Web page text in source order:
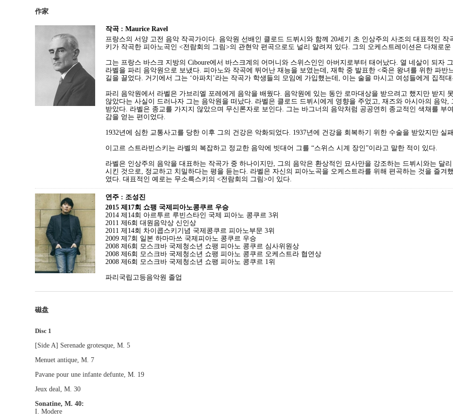
作家
작곡 : Maurice Ravel
프랑스의 서양 고전 음악 작곡가이다. 음악원 선배인 클로드 드뷔시와 함께 20세기 초 인상주의 사조의 대표적인
키가 작곡한 피아노곡인 <전람회의 그림>의 관현악 편곡으로도 널리 알려져 있다. 그의 오케스트레이션은 다채로
그는 프랑스 바스크 지방의 Ciboure에서 바스크계의 어머니와 스위스인인 아버지로부터 태어났다. 열 네살이 되자
라벨을 파리 음악원으로 보냈다. 피아노와 작곡에 뛰어난 재능을 보였는데, 재학 중 발표한 <죽은 왕녀를 위한 파반
길을 끌었다. 거기에서 그는 ‘아파치’라는 작곡가 학생들의 모임에 가입했는데, 이는 술을 마시고 여성들에게 집적
파리 음악원에서 라벨은 가브리엘 포레에게 음악을 배웠다. 음악원에 있는 동안 로마대상을 받으려고 했지만 받지
않았다는 사실이 드러나자 그는 음악원을 떠났다. 라벨은 클로드 드뷔시에게 영향을 주었고, 재즈와 아시아의 음악
받았다. 라벨은 종교를 가지지 않았으며 무신론자로 보인다. 그는 바그너의 음악처럼 공공연히 종교적인 색채를 부
감을 얻는 편이었다.
1932년에 심한 교통사고를 당한 이후 그의 건강은 악화되었다. 1937년에 건강을 회복하기 위한 수술을 받았지만 실
이고르 스트라빈스키는 라벨의 복잡하고 정교한 음악에 빗대어 그를 “스위스 시계 장인”이라고 말한 적이 있다.
라벨은 인상주의 음악을 대표하는 작곡가 중 하나이지만, 그의 음악은 환상적인 묘사만을 강조하는 드뷔시와는 달
시킨 것으로, 정교하고 치밀하다는 평을 듣는다. 라벨은 자신의 피아노곡을 오케스트라를 위해 편곡하는 것을 즐겨
였다. 대표적인 예로는 무소륵스키의 <전람회의 그림>이 있다.
연주 : 조성진
2015 제17회 쇼팽 국제피아노콩쿠르 우승
2014 제14회 아르투르 루빈스타인 국제 피아노 콩쿠르 3위
2011 제6회 대원음악상 신인상
2011 제14회 차이콥스키기념 국제콩쿠르 피아노부문 3위
2009 제7회 일본 하마마쓰 국제피아노 콩쿠르 우승
2008 제6회 모스크바 국제청소년 쇼팽 피아노 콩쿠르 심사위원상
2008 제6회 모스크바 국제청소년 쇼팽 피아노 콩쿠르 오케스트라 협연상
2008 제6회 모스크바 국제청소년 쇼팽 피아노 콩쿠르 1위
파리국립고등음악원 졸업
磁盘
Disc 1
[Side A] Serenade grotesque, M. 5
Menuet antique, M. 7
Pavane pour une infante defunte, M. 19
Jeux deal, M. 30
Sonatine, M. 40:
I. Modere